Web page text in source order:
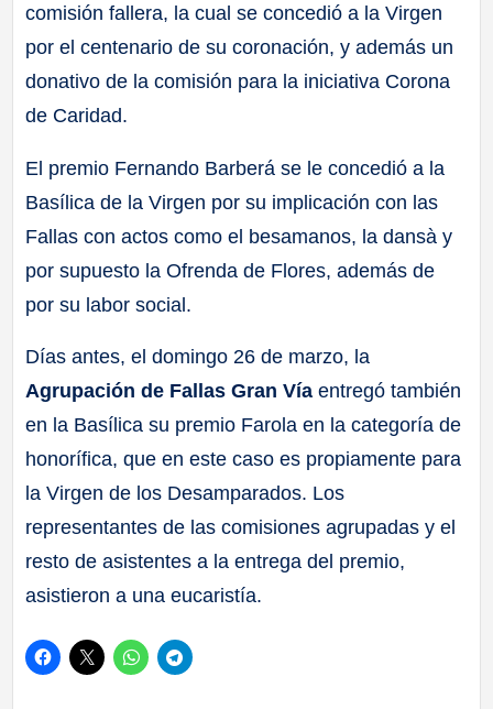
comisión fallera, la cual se concedió a la Virgen
por el centenario de su coronación, y además un
donativo de la comisión para la iniciativa Corona
de Caridad.
El premio Fernando Barberá se le concedió a la
Basílica de la Virgen por su implicación con las
Fallas con actos como el besamanos, la dansà y
por supuesto la Ofrenda de Flores, además de
por su labor social.
Días antes, el domingo 26 de marzo, la
Agrupación de Fallas Gran Vía entregó también
en la Basílica su premio Farola en la categoría de
honorífica, que en este caso es propiamente para
la Virgen de los Desamparados. Los
representantes de las comisiones agrupadas y el
resto de asistentes a la entrega del premio,
asistieron a una eucaristía.